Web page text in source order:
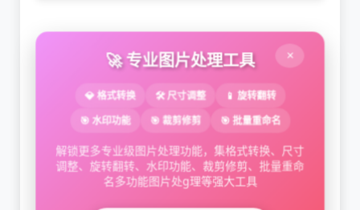
🚀 专业图片处理工具
💎 格式转换 🛠 尺寸调整 📱 旋转翻转
🎯 水印功能 🎯 裁剪修剪 🎯 批量重命名
解锁更多专业级图片处理功能，集格式转换、尺寸
调整、旋转翻转、水印功能、裁剪修剪、批量重命
名多功能图片处g理等强大工具
×